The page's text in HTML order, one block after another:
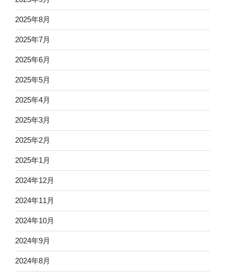
2025年8月
2025年7月
2025年6月
2025年5月
2025年4月
2025年3月
2025年2月
2025年1月
2024年12月
2024年11月
2024年10月
2024年9月
2024年8月